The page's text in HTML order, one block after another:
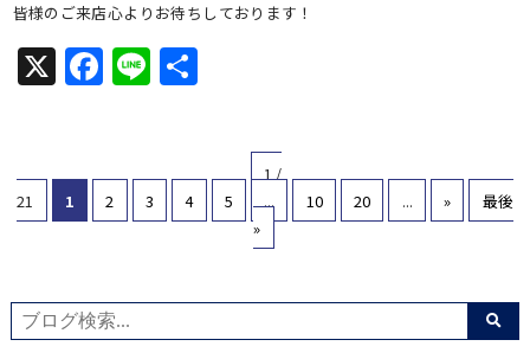
皆様のご来店心よりお待ちしております！
X Facebook
Line共
1 /
21
1 2 3 4 5 ... 10 20 ... »
最後
»